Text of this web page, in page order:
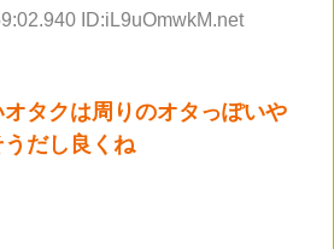
ID:iL9uOmwkM.net
タクは周りのオタっぽいや
だし良くね